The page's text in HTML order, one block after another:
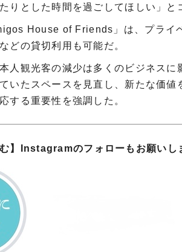
りとした時間を過ごしてほしい」と
House of Friends」は、プライ
どの貸切利用も可能だ。
人観光客の減少は多くのビジネスに
いたスペースを見直し、新たな価
する重要性を強調した。
】Instagramのフォローもお願いし